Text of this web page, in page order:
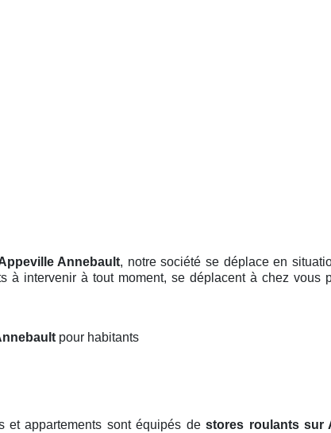
Annebault, notre société se déplace en
à intervenir à tout moment, se déplacent à chez vous
pour habitants
et appartements sont équipés destores roulants sur